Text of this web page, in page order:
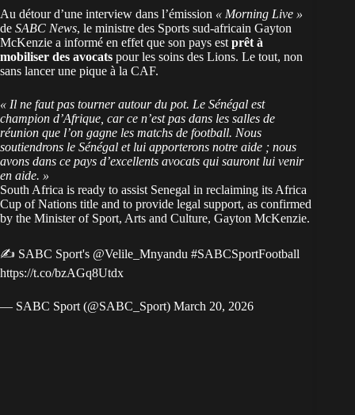
Au détour d’une interview dans l’émission « Morning Live »
de SABC News, le ministre des Sports sud-africain Gayton
McKenzie a informé en effet que son pays est prêt à
mobiliser des avocats pour les soins des Lions. Le tout, non
sans lancer une pique à la CAF.
« Il ne faut pas tourner autour du pot. Le Sénégal est
champion d’Afrique, car ce n’est pas dans les salles de
réunion que l’on gagne les matchs de football. Nous
soutiendrons le Sénégal et lui apporterons notre aide ; nous
avons dans ce pays d’excellents avocats qui sauront lui venir
en aide. »
South Africa is ready to assist Senegal in reclaiming its Africa
Cup of Nations title and to provide legal support, as confirmed
by the Minister of Sport, Arts and Culture, Gayton McKenzie.
✍️ SABC Sport's @Velile_Mnyandu #SABCSportFootball
https://t.co/bzAGq8Utdx
— SABC Sport (@SABC_Sport) March 20, 2026